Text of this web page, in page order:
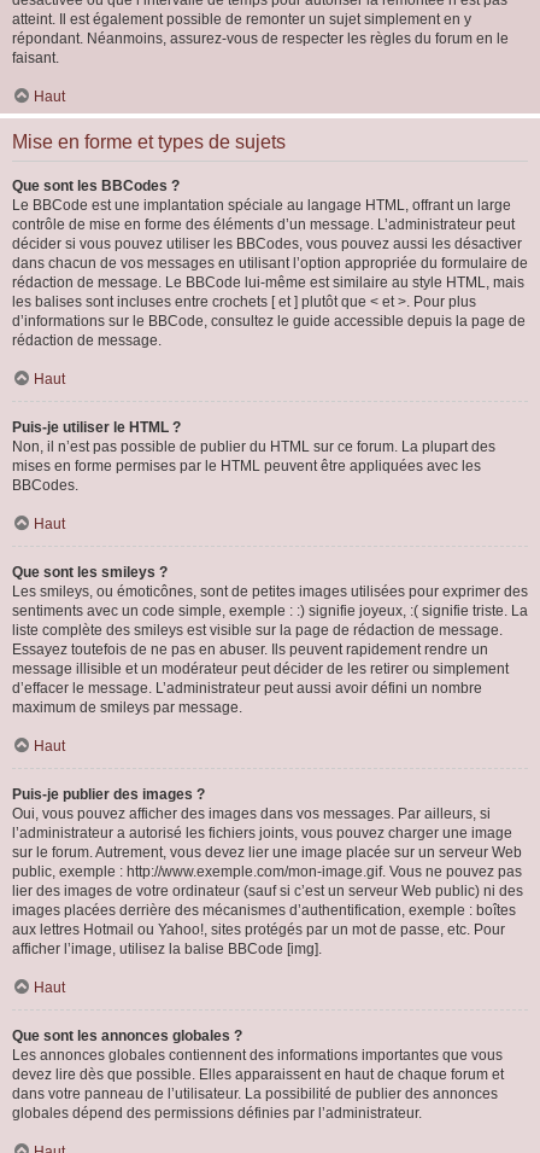
atteint. Il est également possible de remonter un sujet simplement en y
répondant. Néanmoins, assurez-vous de respecter les règles du forum en le
faisant.
Haut
Mise en forme et types de sujets
Que sont les BBCodes ?
Le BBCode est une implantation spéciale au langage HTML, offrant un large
contrôle de mise en forme des éléments d’un message. L’administrateur peut
décider si vous pouvez utiliser les BBCodes, vous pouvez aussi les désactiver
dans chacun de vos messages en utilisant l’option appropriée du formulaire de
rédaction de message. Le BBCode lui-même est similaire au style HTML, mais
les balises sont incluses entre crochets [ et ] plutôt que < et >. Pour plus
d’informations sur le BBCode, consultez le guide accessible depuis la page de
rédaction de message.
Haut
Puis-je utiliser le HTML ?
Non, il n’est pas possible de publier du HTML sur ce forum. La plupart des
mises en forme permises par le HTML peuvent être appliquées avec les
BBCodes.
Haut
Que sont les smileys ?
Les smileys, ou émoticônes, sont de petites images utilisées pour exprimer des
sentiments avec un code simple, exemple : :) signifie joyeux, :( signifie triste. La
liste complète des smileys est visible sur la page de rédaction de message.
Essayez toutefois de ne pas en abuser. Ils peuvent rapidement rendre un
message illisible et un modérateur peut décider de les retirer ou simplement
d’effacer le message. L’administrateur peut aussi avoir défini un nombre
maximum de smileys par message.
Haut
Puis-je publier des images ?
Oui, vous pouvez afficher des images dans vos messages. Par ailleurs, si
l’administrateur a autorisé les fichiers joints, vous pouvez charger une image
sur le forum. Autrement, vous devez lier une image placée sur un serveur Web
public, exemple : http://www.exemple.com/mon-image.gif. Vous ne pouvez pas
lier des images de votre ordinateur (sauf si c’est un serveur Web public) ni des
images placées derrière des mécanismes d’authentification, exemple : boîtes
aux lettres Hotmail ou Yahoo!, sites protégés par un mot de passe, etc. Pour
afficher l’image, utilisez la balise BBCode [img].
Haut
Que sont les annonces globales ?
Les annonces globales contiennent des informations importantes que vous
devez lire dès que possible. Elles apparaissent en haut de chaque forum et
dans votre panneau de l’utilisateur. La possibilité de publier des annonces
globales dépend des permissions définies par l’administrateur.